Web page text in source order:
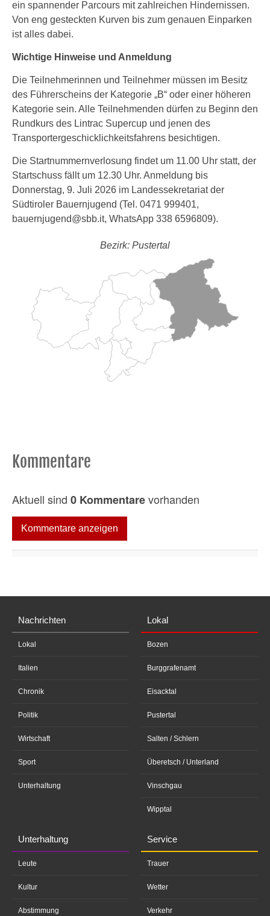
ein spannender Parcours mit zahlreichen Hindernissen.
Von eng gesteckten Kurven bis zum genauen Einparken
ist alles dabei.
Wichtige Hinweise und Anmeldung
Die Teilnehmerinnen und Teilnehmer müssen im Besitz
des Führerscheins der Kategorie „B“ oder einer höheren
Kategorie sein. Alle Teilnehmenden dürfen zu Beginn den
Rundkurs des Lintrac Supercup und jenen des
Transportergeschicklichkeitsfahrens besichtigen.
Die Startnummernverlosung findet um 11.00 Uhr statt, der
Startschuss fällt um 12.30 Uhr. Anmeldung bis
Donnerstag, 9. Juli 2026 im Landessekretariat der
Südtiroler Bauernjugend (Tel. 0471 999401,
bauernjugend@sbb.it, WhatsApp 338 6596809).
Bezirk: Pustertal
Kommentare
Aktuell sind 0 Kommentarevorhanden
Kommentare anzeigen
Nachrichten
Lokal
Italien
Chronik
Politik
Wirtschaft
Sport
Unterhaltung
Lokal
Bozen
Burggrafenamt
Eisacktal
Pustertal
Salten / Schlern
Überetsch / Unterland
Vinschgau
Wipptal
Unterhaltung
Leute
Kultur
Abstimmung
Service
Trauer
Wetter
Verkehr